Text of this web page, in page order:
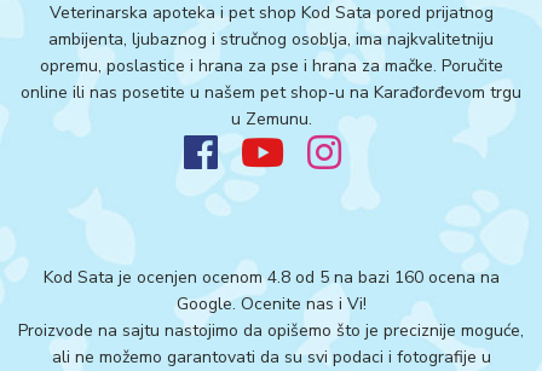
Veterinarska apoteka i pet shop Kod Sata pored prijatnog
ambijenta, ljubaznog i stručnog osoblja, ima najkvalitetniju
opremu, poslastice i hrana za pse i hrana za mačke. Poručite
online ili nas posetite u našem pet shop-u na Karađorđevom trgu
u Zemunu.
Kod Sata je ocenjen ocenom 4.8 od 5 na bazi 160 ocena na
Google.Ocenite nas i Vi!
Proizvode na sajtu nastojimo da opišemo što je preciznije moguće,
ali ne možemo garantovati da su svi podaci i fotografije u